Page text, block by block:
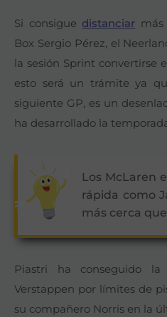
Si consigue distanciar
Box Sergio Pérez, el
la sesión Sprint convertirse
esto será un trámite ya
siguiente GP, es un
ha desarrollado la
Los McLaren
rápida como
más cerca
Piastri ha conseguido
Verstappen por límites de
su compañero Norris en la